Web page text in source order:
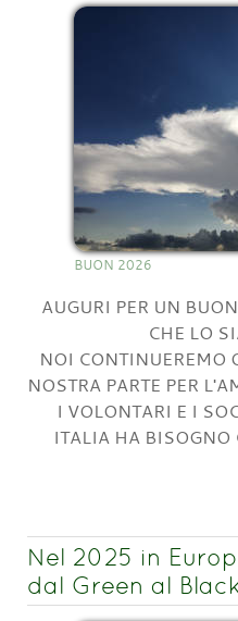
BUON 2026
AUGURI PER UN
CHE LO
NOI CONTINUEREMO
NOSTRA PARTE PER
I VOLONTARI E I
ITALIA HA BISOGNO
Nel 2025 in
dal Green al